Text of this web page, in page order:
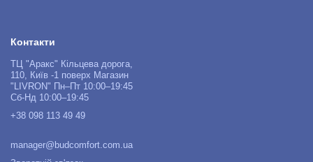
Контакти
ТЦ "Аракс" Кільцева дорога,
110, Київ -1 поверх Магазин
"LIVRON" Пн–Пт 10:00–19:45
Сб-Нд 10:00–19:45
+38 098 113 49 49
manager@budcomfort.com.ua